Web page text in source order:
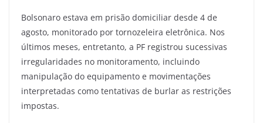
Bolsonaro estava em prisão domiciliar desde 4 de
agosto, monitorado por tornozeleira eletrônica. Nos
últimos meses, entretanto, a PF registrou sucessivas
irregularidades no monitoramento, incluindo
manipulação do equipamento e movimentações
interpretadas como tentativas de burlar as restrições
impostas.